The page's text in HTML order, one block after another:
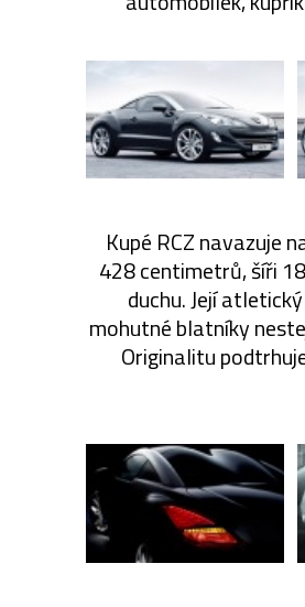
Kupé RCZ navazuje
428 centimetrů, šíři
duchu. Její
mohutné blatníky
Originalitu